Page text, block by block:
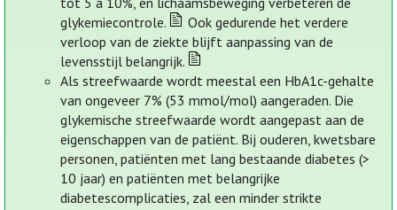
glykemiecontrole.
Ook gedurende het verdere
verloop van de ziekte blijft aanpassing van de
levensstijl belangrijk.
Als streefwaarde wordt meestal een HbA1c-gehalte
van ongeveer 7% (53 mmol/mol) aangeraden. Die
glykemische streefwaarde wordt aangepast aan de
eigenschappen van de patiënt. Bij ouderen, kwetsbare
personen, patiënten met lang bestaande diabetes (>
10 jaar) en patiënten met belangrijke
diabetescomplicaties, zal een minder strikte